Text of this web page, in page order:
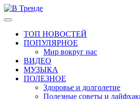
Перейти
к
Основное
ТОП НОВОСТЕЙ
ПОПУЛЯРНОЕ
Мир вокруг нас
ВИДЕО
МУЗЫКА
ПОЛЕЗНОЕ
Здоровье и долголетие
Полезные советы и